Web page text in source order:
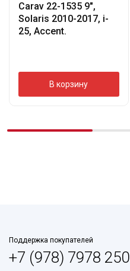
Carav 22-1535 9″,
Solaris 2010-2017, i-
25, Accent.
В корзину
Поддержка покупателей
+7 (978) 7978 250